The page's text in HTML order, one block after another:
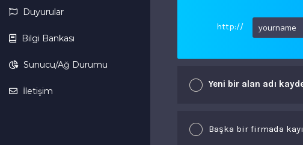
Duyurular
Bilgi Bankası
Sunucu/Ağ Durumu
İletişim
http://
Yeni bir alan adı
Başka bir firmada